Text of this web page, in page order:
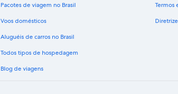
Pacotes de viagem no Brasil
Voos domésticos
Aluguéis de carros no Brasil
Todos tipos de hospedagem
Blog de viagens
Termos